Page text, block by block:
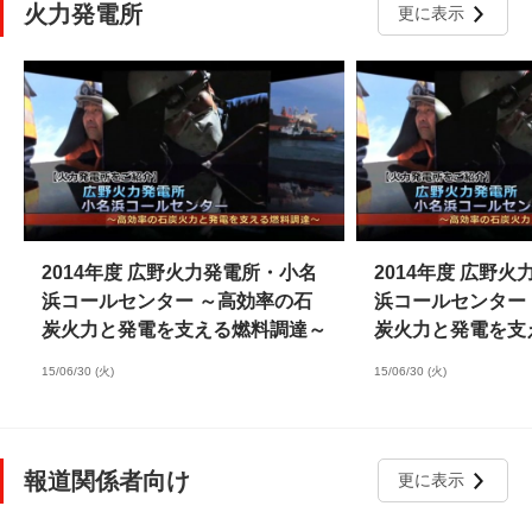
火力発電所 更に表示
2014年度 広野火力発電所・小名
浜コールセンター ～高効率の石
炭火力と発電を支える燃料調達～
15/06/30 (火)
2014年度 広野火
浜コールセンター
炭火力と発電を
15/06/30 (火)
報道関係者向け 更に表示